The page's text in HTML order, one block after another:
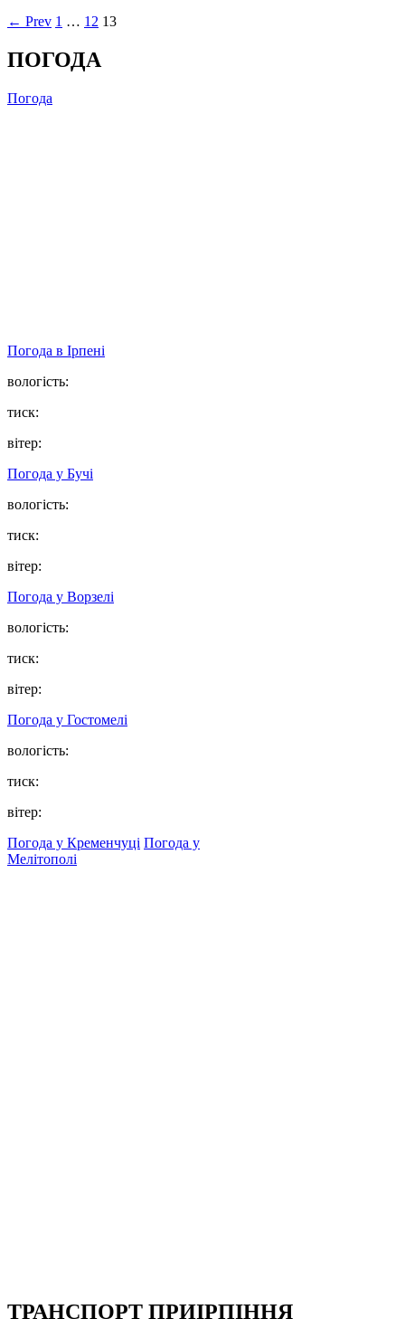
← Prev 1 … 12 13
ПОГОДА
Погода
Погода в Ірпені
вологість:
тиск:
вітер:
Погода у Бучі
вологість:
тиск:
вітер:
Погода у Ворзелі
вологість:
тиск:
вітер:
Погода у Гостомелі
вологість:
тиск:
вітер:
Погода у Кременчуці Погода у
Мелітополі
ТРАНСПОРТ ПРИІРПІННЯ